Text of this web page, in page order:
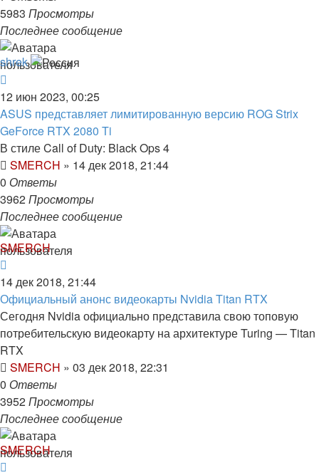
5983 Просмотры
Последнее сообщение
shrek
12 июн 2023, 00:25
ASUS представляет лимитированную версию ROG Strix
GeForce RTX 2080 Ti
В стиле Call of Duty: Black Ops 4
SMERCH » 14 дек 2018, 21:44
0 Ответы
3962Просмотры
Последнее сообщение
SMERCH
14 дек 2018, 21:44
Официальный анонс видеокарты Nvidia Titan RTX
Сегодня Nvidia официально представила свою топовую
потребительскую видеокарту на архитектуре Turing — Titan
RTX
SMERCH » 03 дек 2018, 22:31
0 Ответы
3952Просмотры
Последнее сообщение
SMERCH